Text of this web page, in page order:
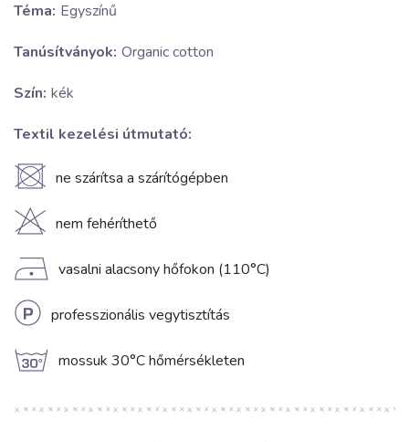
Téma: Egyszínű
Tanúsítványok: Organic cotton
Szín: kék
Textil kezelési útmutató:
U ne szárítsa a szárítógépben
H nem fehéríthető
D vasalni alacsony hőfokon (110°C)
L professzionális vegytisztítás
g mossuk 30°C hőmérsékleten